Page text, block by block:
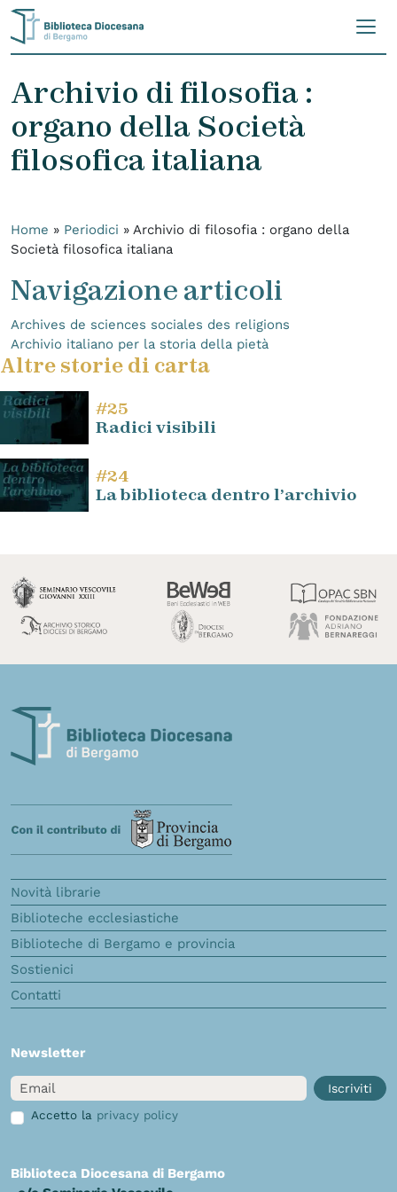
Skip to content
Archivio di filosofia :
organo della Società
filosofica italiana
Home » Periodici » Archivio di filosofia : organo della
Società filosofica italiana
Navigazione articoli
Archives de sciences sociales des religions
Archivio italiano per la storia della pietà
Altre storie di carta
#25
Radici visibili
#24
La biblioteca dentro l’archivio
Novità librarie
Biblioteche ecclesiastiche
Biblioteche di Bergamo e provincia
Sostienici
Contatti
Newsletter
Email
Iscriviti
Accetto la privacy policy
Biblioteca Diocesana di Bergamo